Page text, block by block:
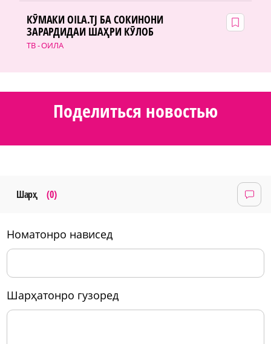
ТВ - ОИЛА
КӮМАКИ OILA.TJ БА СОКИНОНИ
ЗАРАРДИДАИ ШАҲРИ КӮЛОБ
Поделиться новостью
Шарҳ (0)
номатонро нависед
шарҳатонро гузоред